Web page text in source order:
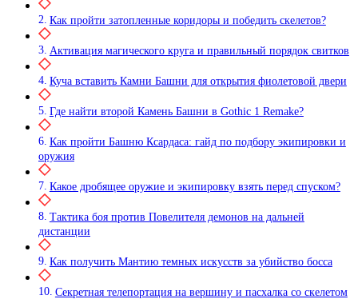
Как пройти затопленные коридоры и победить скелетов?
Активация магического круга и правильный порядок свитков
Куча вставить Камни Башни для открытия фиолетовой двери
Где найти второй Камень Башни в Gothic 1 Remake?
Как пройти Башню Ксардаса: гайд по подбору экипировки и
оружия
Какое дробящее оружие и экипировку взять перед спуском?
Тактика боя против Повелителя демонов на дальней
дистанции
Как получить Мантию темных искусств за убийство босса
Секретная телепортация на вершину и пасхалка со скелетом